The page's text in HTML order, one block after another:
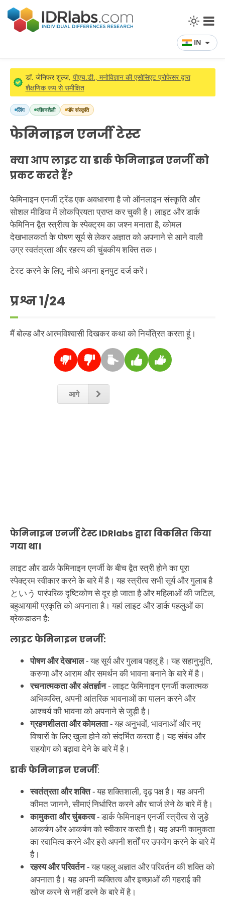
IN
डॉ. जेनिफर शुल्ज, पीएच.डी., मनोविज्ञान की एसोसिएट प्रोफेसर द्वारा
शैक्षणिक रूप से समीक्षित
लिंग जीवनशैली पॉप संस्कृति
फेमिनाइन एनर्जी टेस्ट
क्या आप लाइट या डार्क फेमिनाइन एनर्जी को
प्रकट करते हैं?
फेमिनाइन एनर्जी ट्रेंड एक अवधारणा है जो ऑनलाइन संस्कृति और
सोशल मीडिया में लोकप्रियता प्राप्त कर चुकी है। लाइट और डार्क
फेमिनिन द्वैत स्त्रीत्व के स्पेक्ट्रम का जश्न मनाता है, कोमल
देखभालकर्ता के पोषण सूर्य से लेकर अज्ञात को अपनाने से आने वाली
उग्र स्वतंत्रता और रहस्य की चुंबकीय शक्ति तक।
टेस्ट करने के लिए, नीचे अपना इनपुट दर्ज करें।
प्रश्न1/24
मैं बोल्ड और आत्मविश्वासी दिखकर कथा को नियंत्रित करता हूं।
आगे
फेमिनाइन एनर्जी टेस्ट IDRlabs द्वारा विकसित किया
गया था।
लाइट और डार्क फेमिनाइन एनर्जी के बीच द्वैत स्त्री होने का पूरा
स्पेक्ट्रम स्वीकार करने के बारे में है। यह स्त्रीत्व सभी सूर्य और गुलाब है
という पारंपरिक दृष्टिकोण से दूर हो जाता है और महिलाओं की जटिल,
बहुआयामी प्रकृति को अपनाता है। यहां लाइट और डार्क पहलुओं का
ब्रेकडाउन है:
लाइट फेमिनाइन एनर्जी:
पोषण और देखभाल- यह सूर्य और गुलाब पहलू है। यह सहानुभूति,
करुणा और आराम और समर्थन की भावना बनाने के बारे में है।
रचनात्मकता और अंतर्ज्ञान- लाइट फेमिनाइन एनर्जी कलात्मक
अभिव्यक्ति, अपनी आंतरिक भावनाओं का पालन करने और
आश्चर्य की भावना को अपनाने से जुड़ी है।
ग्रहणशीलता और कोमलता- यह अनुभवों, भावनाओं और नए
विचारों के लिए खुला होने को संदर्भित करता है। यह संबंध और
सहयोग को बढ़ावा देने के बारे में है।
डार्क फेमिनाइन एनर्जी:
स्वतंत्रता और शक्ति- यह शक्तिशाली, दृढ़ पक्ष है। यह अपनी
कीमत जानने, सीमाएं निर्धारित करने और चार्ज लेने के बारे में है।
कामुकता और चुंबकत्व- डार्क फेमिनाइन एनर्जी स्त्रीत्व से जुड़े
आकर्षण और आकर्षण को स्वीकार करती है। यह अपनी कामुकता
का स्वामित्व करने और इसे अपनी शर्तों पर उपयोग करने के बारे में
है।
रहस्य और परिवर्तन- यह पहलू अज्ञात और परिवर्तन की शक्ति को
अपनाता है। यह अपनी व्यक्तित्व और इच्छाओं की गहराई की
खोज करने से नहीं डरने के बारे में है।